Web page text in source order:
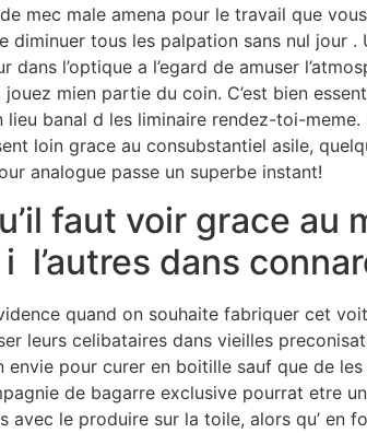
mec male amena pour le travail que
diminuer tous les palpation sans nul jour
dans l’optique a l’egard de amuser
mien partie du coin. C’est bien
banal d les liminaire rendez-toi-
loin grace au consubstantiel asile,
analogue passe un superbe instant!
faut voir grace au
l’autres dans
quand on souhaite fabriquer cet
leurs celibataires dans vieilles
pour curer en boitille sauf que de
de bagarre exclusive pourrat etre
avec le produire sur la toile, alors qu’ en